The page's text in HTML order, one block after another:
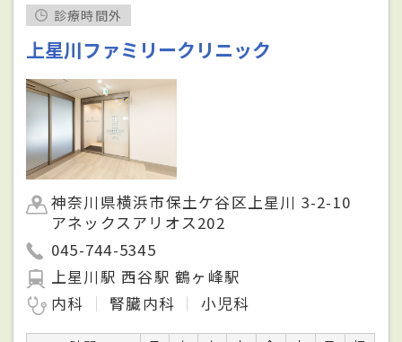
診療時間外
上星川ファミリークリニック
神奈川県横浜市保土ケ谷区上星川 3-2-10
アネックスアリオス202
045-744-5345
上星川駅 西谷駅 鶴ヶ峰駅
内科
腎臓内科 小児科